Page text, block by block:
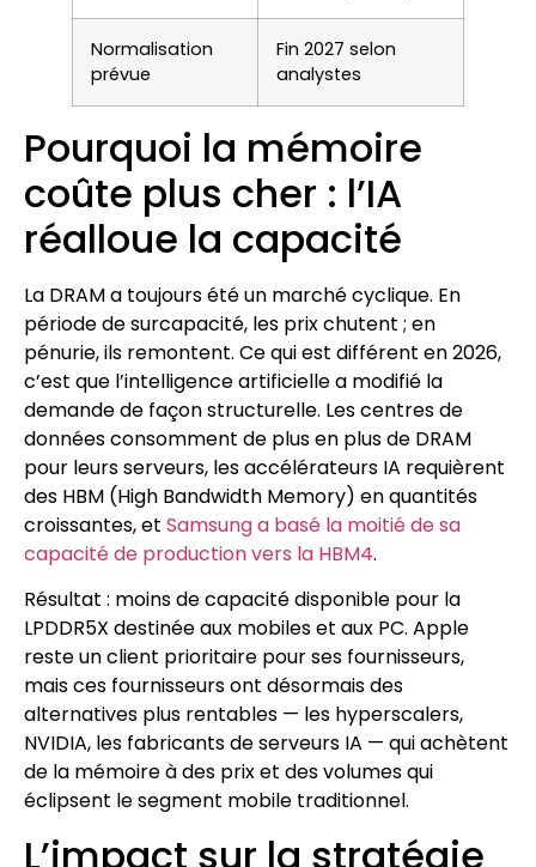
Normalisation
prévue
Fin 2027 selon
analystes
Pourquoi la mémoire
coûte plus cher : l’IA
réalloue la capacité
La DRAM a toujours été un marché cyclique. En
période de surcapacité, les prix chutent ; en
pénurie, ils remontent. Ce qui est différent en 2026,
c’est que l’intelligence artificielle a modifié la
demande de façon structurelle. Les centres de
données consomment de plus en plus de DRAM
pour leurs serveurs, les accélérateurs IA requièrent
des HBM (High Bandwidth Memory) en quantités
croissantes, et Samsung a basé la moitié de sa
capacité de production vers la HBM4.
Résultat : moins de capacité disponible pour la
LPDDR5X destinée aux mobiles et aux PC. Apple
reste un client prioritaire pour ses fournisseurs,
mais ces fournisseurs ont désormais des
alternatives plus rentables — les hyperscalers,
NVIDIA, les fabricants de serveurs IA — qui achètent
de la mémoire à des prix et des volumes qui
éclipsent le segment mobile traditionnel.
L’impact sur la stratégie